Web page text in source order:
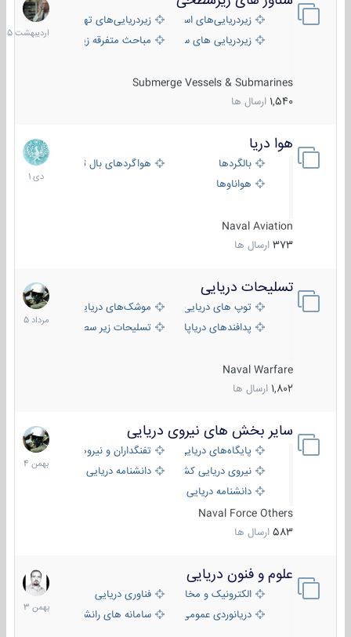
زیردریایی‌های استراتژیکزیردریایی‌های تهاجمی
زیردریایی های سبک
مباحث متفرقه زیرسطحی
Submerge Vessels & Submarines
1,540 ارسال ها
1405
هوا دریا
بالگردها
هواگردهای بال ثابت
هواناوها
Naval Aviation
373 ارسال ها
12
دی
1401
تسلیحات دریایی
توپ های دریایی
موشک‌های دریایی
پدافندهای دریاپایه
تسلیحات زیر سطحی
Naval Warfare
1,802 ارسال ها
2
مرداد
1405
سایر بخش های نیروی دریایی
پایگاه‌های دریایی
تفنگداران و نیروهای ویژه‌ی دریایی
نیروی دریایی کشورهای مختلفدانشنامه دریایی
دانشنامه دریایی کپی
Naval Force Others
583 ارسال ها
22
بهمن
1404
علوم و فنون دریایی
الکترونیک و مخابرات دریاییفناوری دریایی
دریانوردی عمومی
سامانه های رانشی دریایی
6
بهمن
1403